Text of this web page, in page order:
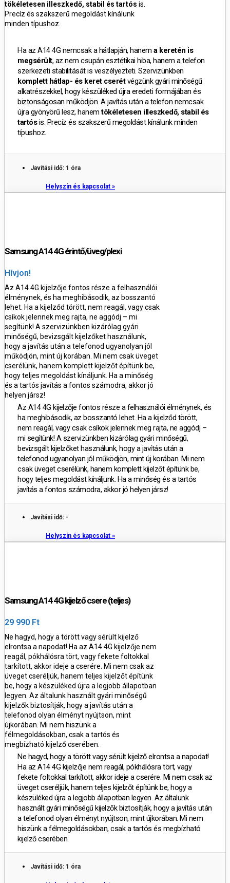
tökéletesen illeszkedő, stabil és tartós is.
Precíz és szakszerű megoldást kínálunk
minden típushoz.
Ha az A14 4G nemcsak a hátlapján, hanem a keretén is
megsérült, az nem csupán esztétikai hiba, hanem a telefon
szerkezeti stabilitását is veszélyezteti. Szervizünkben
komplett hátlap- és keret cserétvégzünk gyári minőségű
alkatrészekkel, hogy készüléked újra eredeti formájában és
biztonságosan működjön. A javítás után a telefon nemcsak
újra gyönyörű lesz, hanemtökéletesen illeszkedő, stabil és
tartósis. Precíz és szakszerű megoldást kínálunk minden
típushoz.
Javítási idő: 1 óra
Helyszín és kapcsolat »
Samsung A14 4G érintő/üveg/plexi
Hívjon!
Az A14 4G kijelzője fontos része a felhasználói
élménynek, és ha meghibásodik, az bosszantó
lehet. Ha a kijelződ törött, nem reagál, vagy csak
csíkok jelennek meg rajta, ne aggódj – mi
segítünk! A szervizünkben kizárólag gyári
minőségű, bevizsgált kijelzőket használunk,
hogy a javítás után a telefonod ugyanolyan jól
működjön, mint új korában. Mi nem csak üveget
cserélünk, hanem komplett kijelzőt építünk be,
hogy teljes megoldást kínáljunk. Ha a minőség
és a tartós javítás a fontos számodra, akkor jó
helyen jársz!
Az A14 4G kijelzője fontos része a felhasználói élménynek, és
ha meghibásodik, az bosszantó lehet. Ha a kijelződ törött,
nem reagál, vagy csak csíkok jelennek meg rajta, ne aggódj –
mi segítünk! A szervizünkben kizárólag gyári minőségű,
bevizsgált kijelzőket használunk, hogy a javítás után a
telefonod ugyanolyan jól működjön, mint új korában. Mi nem
csak üveget cserélünk, hanem komplett kijelzőt építünk be,
hogy teljes megoldást kínáljunk. Ha a minőség és a tartós
javítás a fontos számodra, akkor jó helyen jársz!
Javítási idő: -
Helyszín és kapcsolat »
Samsung A14 4G kijelző csere (teljes)
29 990 Ft
Ne hagyd, hogy a törött vagy sérült kijelző
elrontsa a napodat! Ha az A14 4G kijelzője nem
reagál, pókhálósra tört, vagy fekete foltokkal
tarkított, akkor ideje a cserére. Mi nem csak az
üveget cseréljük, hanem teljes kijelzőt építünk
be, hogy a készüléked újra a legjobb állapotban
legyen. Az általunk használt gyári minőségű
kijelzők biztosítják, hogy a javítás után a
telefonod olyan élményt nyújtson, mint
újkorában. Mi nem hiszünk a
félmegoldásokban, csak a tartós és
megbízható kijelző cserében.
Ne hagyd, hogy a törött vagy sérült kijelző elrontsa a napodat!
Ha az A14 4G kijelzője nem reagál, pókhálósra tört, vagy
fekete foltokkal tarkított, akkor ideje a cserére. Mi nem csak az
üveget cseréljük, hanem teljes kijelzőt építünk be, hogy a
készüléked újra a legjobb állapotban legyen. Az általunk
használt gyári minőségű kijelzők biztosítják, hogy a javítás után
a telefonod olyan élményt nyújtson, mint újkorában. Mi nem
hiszünk a félmegoldásokban, csak a tartós és megbízható
kijelző cserében.
Javítási idő: 1 óra